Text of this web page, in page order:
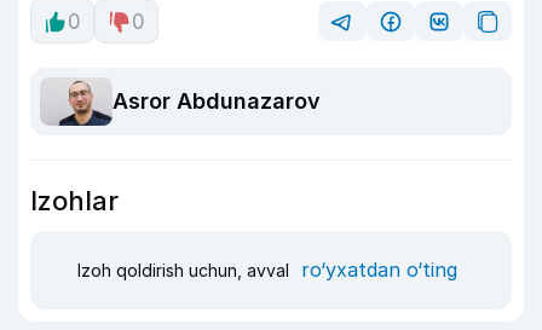
0 0
Asror Abdunazarov
Izohlar
Izoh qoldirish uchun, avval ro‘yxatdan o‘ting